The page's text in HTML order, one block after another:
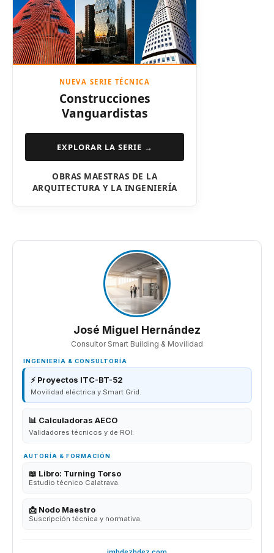
NUEVA SERIE TÉCNICA
Construcciones
Vanguardistas
EXPLORAR LA SERIE →
OBRAS MAESTRAS DE LA
ARQUITECTURA Y LA INGENIERÍA
José Miguel Hernández
Consultor Smart Building & Movilidad
INGENIERÍA & CONSULTORÍA
⚡ Proyectos ITC-BT-52
Movilidad eléctrica y Smart Grid.
📊 Calculadoras AECO
Validadores técnicos y de ROI.
AUTORÍA & FORMACIÓN
📖 Libro: Turning Torso
Estudio técnico Calatrava.
📩 Nodo Maestro
Suscripción técnica y normativa.